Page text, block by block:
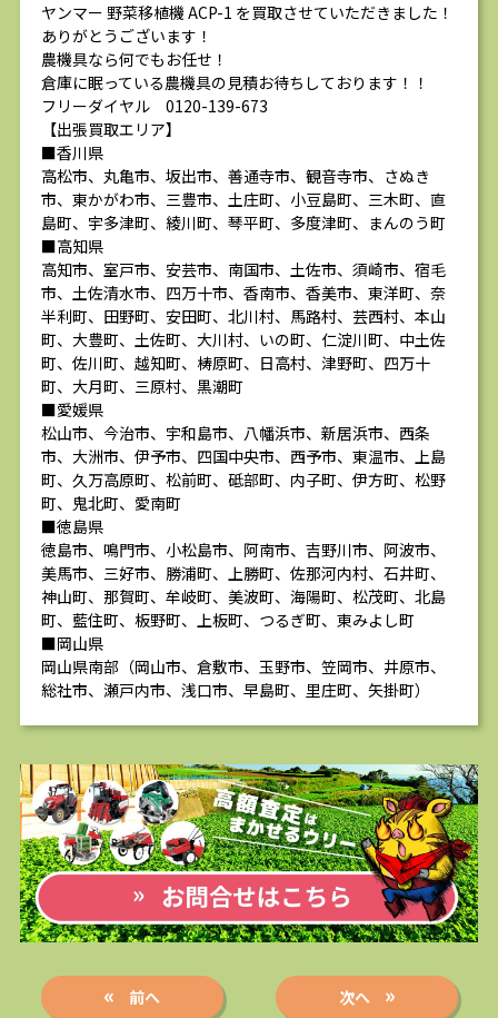
ヤンマー 野菜移植機 ACP-1 を買取させていただきました！
ありがとうございます！
農機具なら何でもお任せ！
倉庫に眠っている農機具の見積お待ちしております！！
フリーダイヤル 0120-139-673
【出張買取エリア】
■香川県
高松市、丸亀市、坂出市、善通寺市、観音寺市、さぬき
市、東かがわ市、三豊市、土庄町、小豆島町、三木町、直
島町、宇多津町、綾川町、琴平町、多度津町、まんのう町
■高知県
高知市、室戸市、安芸市、南国市、土佐市、須崎市、宿毛
市、土佐清水市、四万十市、香南市、香美市、東洋町、奈
半利町、田野町、安田町、北川村、馬路村、芸西村、本山
町、大豊町、土佐町、大川村、いの町、仁淀川町、中土佐
町、佐川町、越知町、梼原町、日高村、津野町、四万十
町、大月町、三原村、黒潮町
■愛媛県
松山市、今治市、宇和島市、八幡浜市、新居浜市、西条
市、大洲市、伊予市、四国中央市、西予市、東温市、上島
町、久万高原町、松前町、砥部町、内子町、伊方町、松野
町、鬼北町、愛南町
■徳島県
徳島市、鳴門市、小松島市、阿南市、吉野川市、阿波市、
美馬市、三好市、勝浦町、上勝町、佐那河内村、石井町、
神山町、那賀町、牟岐町、美波町、海陽町、松茂町、北島
町、藍住町、板野町、上板町、つるぎ町、東みよし町
■岡山県
岡山県南部（岡山市、倉敷市、玉野市、笠岡市、井原市、
総社市、瀬戸内市、浅口市、早島町、里庄町、矢掛町）
前へ 次へ